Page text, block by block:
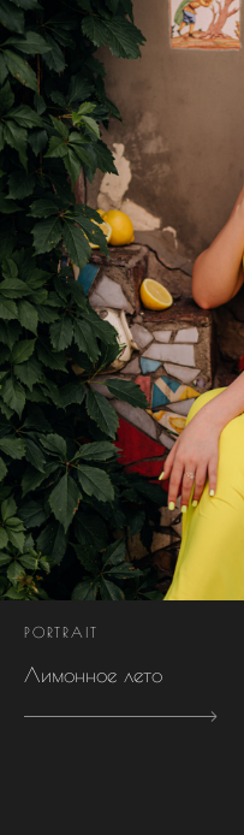
PORTRAIT
Лимонное лето